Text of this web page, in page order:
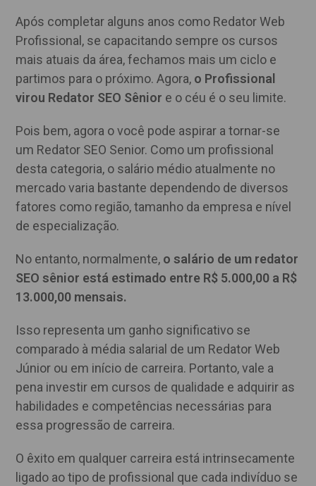
Após completar alguns anos como Redator Web
Profissional, se capacitando sempre os cursos
mais atuais da área, fechamos mais um ciclo e
partimos para o próximo. Agora, o Profissional
virou Redator SEO Sênior e o céu é o seu limite.
Pois bem, agora o você pode aspirar a tornar-se
um Redator SEO Senior. Como um profissional
desta categoria, o salário médio atualmente no
mercado varia bastante dependendo de diversos
fatores como região, tamanho da empresa e nível
de especialização.
No entanto, normalmente, o salário de um redator
SEO sênior está estimado entre R$ 5.000,00 a R$
13.000,00 mensais.
Isso representa um ganho significativo se
comparado à média salarial de um Redator Web
Júnior ou em início de carreira. Portanto, vale a
pena investir em cursos de qualidade e adquirir as
habilidades e competências necessárias para
essa progressão de carreira.
O êxito em qualquer carreira está intrinsecamente
ligado ao tipo de profissional que cada indivíduo se